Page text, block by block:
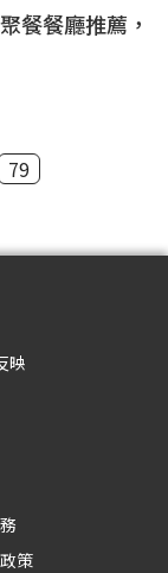
餐餐廳推薦，
79
映
策